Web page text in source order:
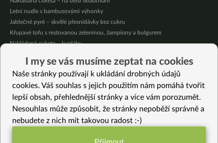
Letní nudle s bambusovými výhonky
Jablečné pyré – skvělé přesnídávky bez cukru
Křupavé tofu s restovanou zeleninou, žampiony a bulgurem
Nakládaná cuketa – kvašáky
Osvěžující kuskus
Osvěžující čaj s citronovými bylinkami
Vybrané recepty
Rýžovo-kukuřičná kaše
I my se vás musíme zeptat na cookies
Naše stránky používají k ukládání drobných údajů
cookies. Váš souhlas s jejich použitím nám pomáhá tvořit
lepší obsah, přehlednější stránky a více vám porozumět.
Nesouhlas může způsobit, že stránky nepoběží správně a
nebudete z nich mít takovou radost :-)